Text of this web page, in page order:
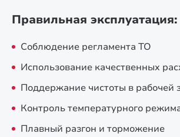
Правильная эксплуатация:
Соблюдение регламента ТО
Использование качественных
Поддержание чистоты в рабочей
Контроль температурного
Плавный разгон и торможение